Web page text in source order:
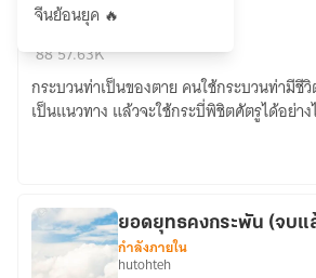
จีนย้อนยุค 🔥
กู้
ยุทธ
จักร
8857.63K
กระบวนท่าเป็นของตาย คนใช้กระบวนท่ามีชี
เป็นแนวทาง แล้วจะใช้กระบี่พิชิตศัตรูได้อย่าง
ยอดยุทธคงกระพัน (จบแ
กำลังภายใน
hutohteh